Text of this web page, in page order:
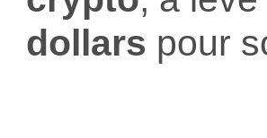
dollars pour